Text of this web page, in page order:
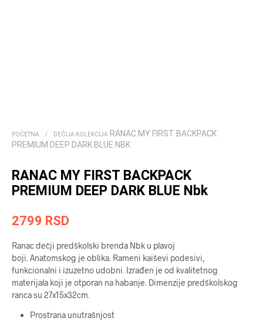
POČETNA / DEČIJA KOLEKCIJA RANAC MY FIRST BACKPACK
PREMIUM DEEP DARK BLUE NBK
RANAC MY FIRST BACKPACK
PREMIUM DEEP DARK BLUE Nbk
2799 RSD
Ranac dečji predškolski brenda Nbk u plavoj
boji. Anatomskog je oblika. Rameni kaiševi podesivi,
funkcionalni i izuzetno udobni. Izrađen je od kvalitetnog
materijala koji je otporan na habanje. Dimenzije predškolskog
ranca su 27x15x32cm.
Prostrana unutrašnjost